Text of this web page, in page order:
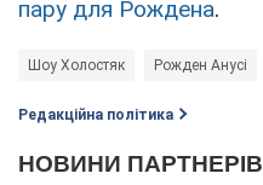
пару для Рождена.
Шоу Холостяк Рожден Анусі
Редакційна політика